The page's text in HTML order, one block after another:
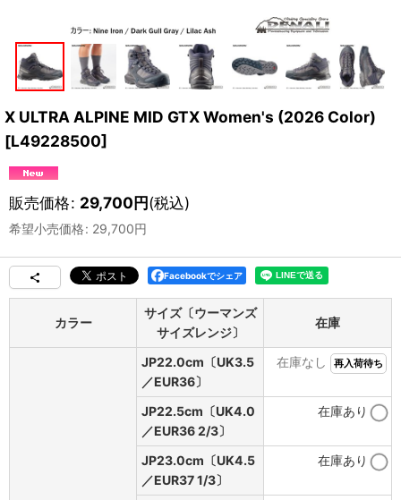
X ULTRA ALPINE MID GTX Women's (2026 Color)
[L49228500]
販売価格: 29,700円(税込)
希望小売価格: 29,700円
Facebookでシェア
カラー
サイズ〔ウーマンズ
サイズレンジ〕
在庫
JP22.0cm〔UK3.5
／EUR36〕
在庫なし 再入荷待ち
JP22.5cm〔UK4.0
／EUR36 2/3〕
在庫あり
JP23.0cm〔UK4.5
／EUR37 1/3〕
在庫あり